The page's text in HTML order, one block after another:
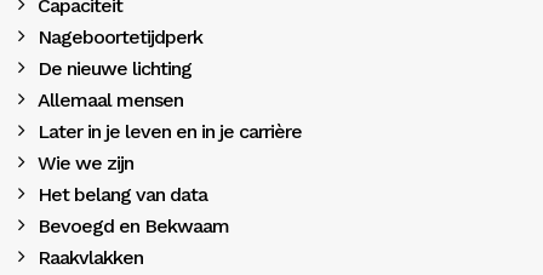
Capaciteit
Nageboortetijdperk
De nieuwe lichting
Allemaal mensen
Later in je leven en in je carrière
Wie we zijn
Het belang van data
Bevoegd en Bekwaam
Raakvlakken